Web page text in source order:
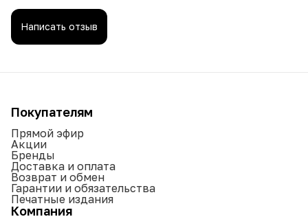
Написать отзыв
Покупателям
Прямой эфир
Акции
Бренды
Доставка и оплата
Возврат и обмен
Гарантии и обязательства
Печатные издания
Компания